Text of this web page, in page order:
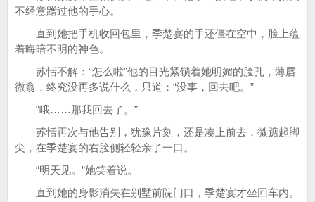
不经意蹭过他的手心。
直到她把手机收回包里，季楚宴的手还僵在空中，脸上蕴
着晦暗不明的神色。
苏恬不解：“怎么啦”他的目光紧锁着她明媚的脸孔，薄唇
微翕，终究没再多说什么，只道：“没事，回去吧。”
“哦……那我回去了。”
苏恬再次与他告别，犹豫片刻，还是凑上前去，微踮起脚
尖，在季楚宴的右脸侧轻轻亲了一口。
“明天见。”她笑着说。
直到她的身影消失在别墅前院门口，季楚宴才坐回车内。